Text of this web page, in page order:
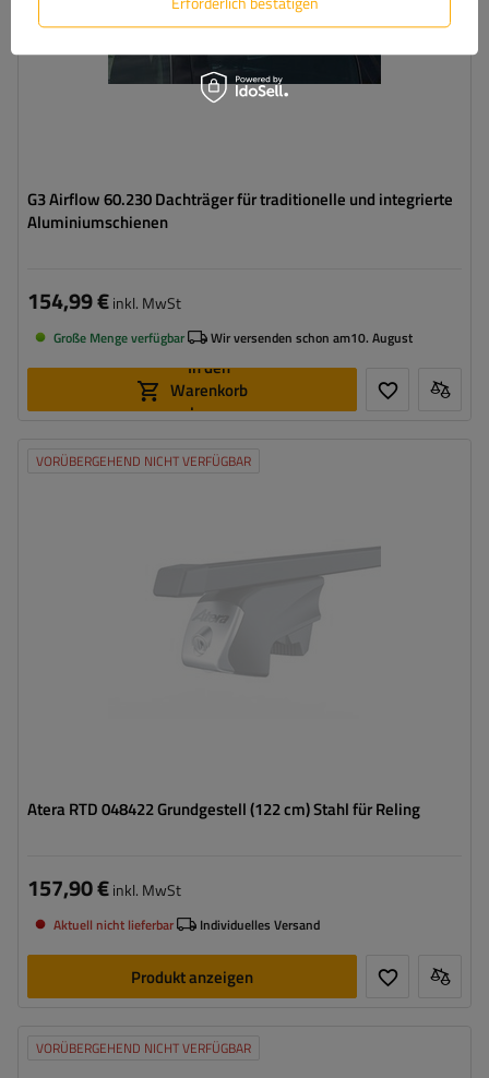
G3 Airflow 60.230 Dachträger für traditionelle und integrierte
Aluminiumschienen
154,99 €inkl. MwSt
Große Menge verfügbar Wir versenden schon am10. August
In den
Warenkorb
legen
VORÜBERGEHEND NICHT VERFÜGBAR
Atera RTD 048422 Grundgestell (122 cm) Stahl für Reling
157,90 €inkl. MwSt
Aktuell nicht lieferbar Individuelles Versand
Produkt anzeigen
VORÜBERGEHEND NICHT VERFÜGBAR